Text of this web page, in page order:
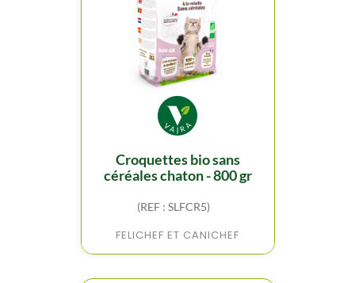
croquettes bio sans
céréales chaton - 800 gr
(REF : SLFCR5)
FELICHEF ET CANICHEF